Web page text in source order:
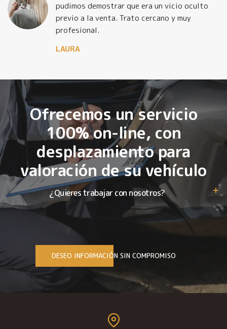
pudimos demostrar que era un vicio oculto
previo a la venta. Trato cercano y muy
profesional.
LAURA
Ofrecemos un servicio
100% on-line, con
desplazamiento para
valoración de su vehículo
¿Quieres trabajar con nosotros?
DESEO INFORMACIÓN SIN COMPROMISO